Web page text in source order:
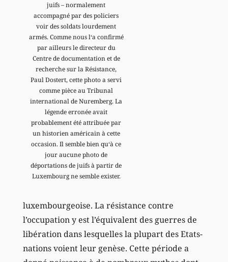
juifs – normalement
accompagné par des policiers
voir des soldats lourdement
armés. Comme nous l‘a confirmé
par ailleurs le directeur du
Centre de documentation et de
recherche sur la Résistance,
Paul Dostert, cette photo a servi
comme pièce au Tribunal
international de Nuremberg. La
légende erronée avait
probablement été attribuée par
un historien américain à cette
occasion. Il semble bien qu‘à ce
jour aucune photo de
déportations de juifs à partir de
Luxembourg ne semble exister.
luxembourgeoise. La résistance contre
l’occupation y est l’équivalent des guerres de
libération dans lesquelles la plupart des Etats-
nations voient leur genèse. Cette période a